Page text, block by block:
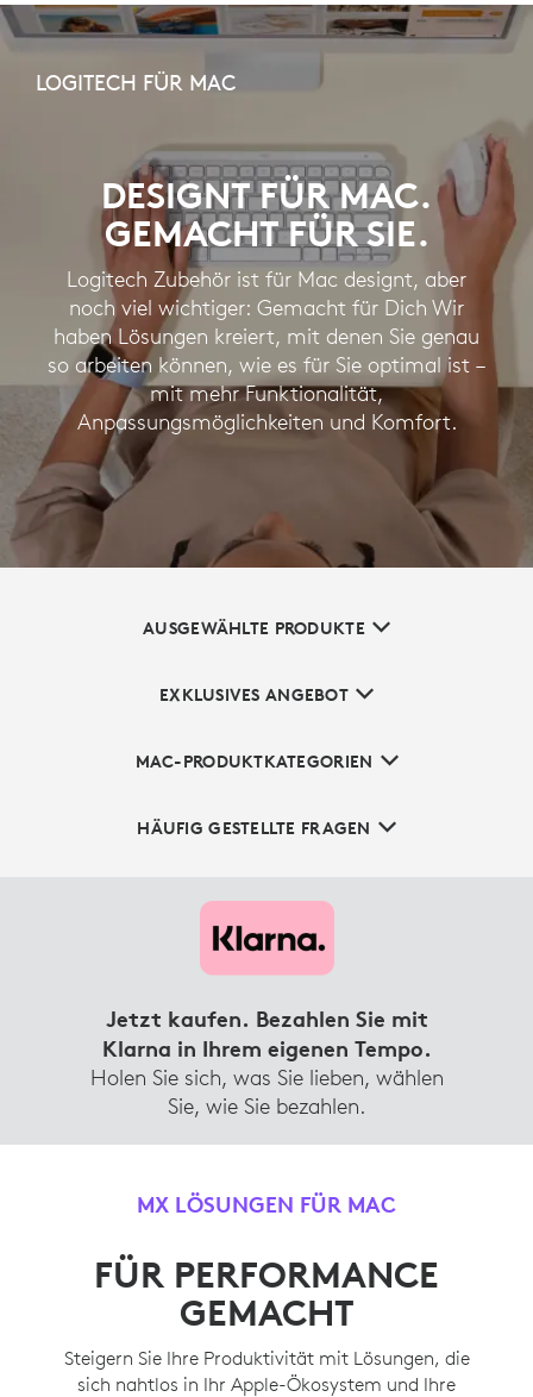
LOGITECH
FÜR
LOGITECH FÜR MAC
DESIGNT FÜR MAC.
GEMACHT FÜR SIE.
Logitech Zubehör ist für Mac designt, aber
noch viel wichtiger: Gemacht für Dich Wir
haben Lösungen kreiert, mit denen Sie genau
so arbeiten können, wie es für Sie optimal ist –
mit mehr Funktionalität,
Anpassungsmöglichkeiten und Komfort.
AUSGEWÄHLTE PRODUKTE
EXKLUSIVES ANGEBOT
MAC-PRODUKTKATEGORIEN
HÄUFIG GESTELLTE FRAGEN
Jetzt kaufen. Bezahlen Sie mit
Klarna in Ihrem eigenen Tempo.
Holen Sie sich, was Sie lieben, wählen
Sie, wie Sie bezahlen.
MX LÖSUNGEN FÜR MAC
FÜR PERFORMANCE
GEMACHT
Steigern Sie Ihre Produktivität mit Lösungen, die
sich nahtlos in Ihr Apple-Ökosystem und Ihre